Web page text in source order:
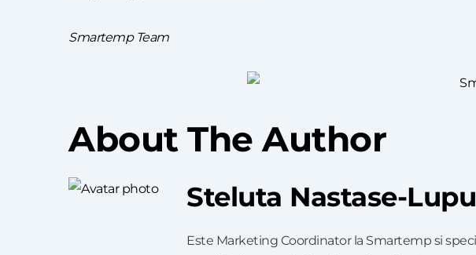
Smartemp Team
About The Author
Steluta Nastase-Lupu
Este Marketing Coordinator la Smartemp si